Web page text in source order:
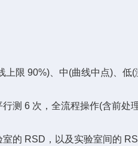
上限 90%)、中(曲线中点)、低
行测 6 次，全流程操作(含前处
室的 RSD，以及实验室间的